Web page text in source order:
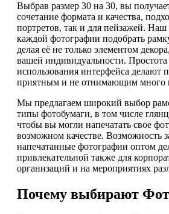
Выбрав размер 30 на 30, вы
сочетание формата и качества,
портретов, так и для пейзажей. Наш
каждой фотографии подобрать
делая её не только элементом
вашей индивидуальности. Простота
использования интерфейса делают
приятным и не отнимающим много
Мы предлагаем широкий выбор
типы фотобумаги, в том числе
чтобы вы могли напечатать свое
возможном качестве. Возможность
напечатанные фотографии оптом
привлекательной также для
организаций и на мероприятиях
Почему выбирают